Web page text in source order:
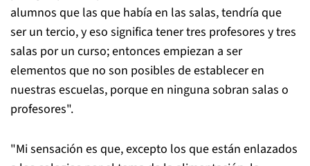
alumnos que las que había en las salas, tendría que
ser un tercio, y eso significa tener tres profesores y tres
salas por un curso; entonces empiezan a ser
elementos que no son posibles de establecer en
nuestras escuelas, porque en ninguna sobran salas o
profesores".
"Mi sensación es que, excepto los que están enlazados